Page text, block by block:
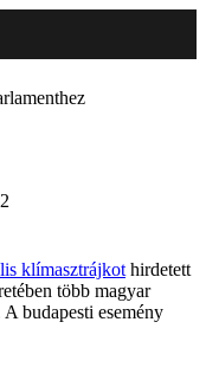
klímasztrájkot hirdetett
több magyar
budapesti esemény